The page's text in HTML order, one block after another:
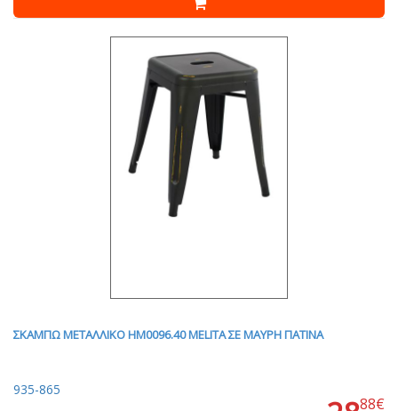
ΣΚΑΜΠΩ ΜΕΤΑΛΛΙΚΟ HM0096.40 MELITA ΣΕ ΜΑΥΡΗ ΠΑΤΙΝΑ
935-865
88€